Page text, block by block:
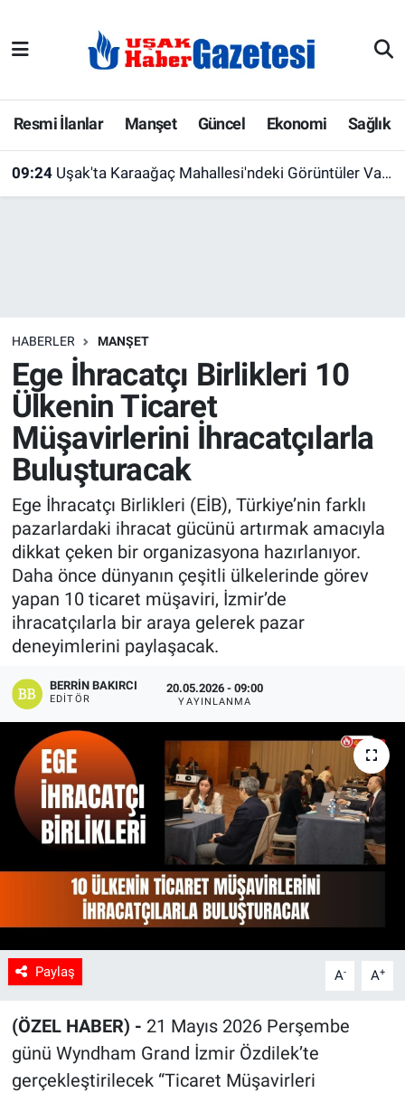
Resmi İlanlar Manşet Güncel Ekonomi Sağlık
09:24 Uşak'ta Karaağaç Mahallesi'ndeki Görüntüler Vatandaşları İsyan Ettirdi
HABERLER MANŞET
Ege İhracatçı Birlikleri 10
Ülkenin Ticaret
Müşavirlerini İhracatçılarla
Buluşturacak
Ege İhracatçı Birlikleri (EİB), Türkiye’nin farklı
pazarlardaki ihracat gücünü artırmak amacıyla
dikkat çeken bir organizasyona hazırlanıyor.
Daha önce dünyanın çeşitli ülkelerinde görev
yapan 10 ticaret müşaviri, İzmir’de
ihracatçılarla bir araya gelerek pazar
deneyimlerini paylaşacak.
BERRIN BAKIRCI
EDITÖR
20.05.2026 - 09:00
YAYINLANMA
Paylaş A- A+
(ÖZEL HABER) - 21 Mayıs 2026 Perşembe
günü Wyndham Grand İzmir Özdilek’te
gerçekleştirilecek “Ticaret Müşavirleri
E-Gazete
Ekonomi
Köşe Yazarları
Kültür Sanat
Manşet
Resmi İlanlar
Sağlık
Son Dakika
Spor
Uşak Hava Durumu
Uşak Trafik Yoğunluk Haritası